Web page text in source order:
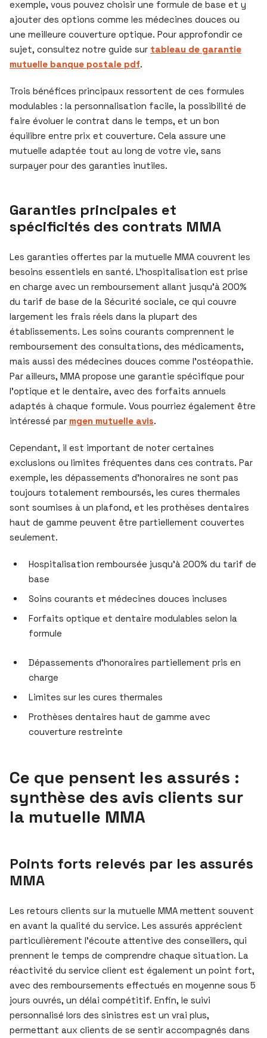
exemple, vous pouvez choisir une formule de base et y
ajouter des options comme les médecines douces ou
une meilleure couverture optique. Pour approfondir ce
sujet, consultez notre guide sur tableau de garantie
mutuelle banque postale pdf.
Trois bénéfices principaux ressortent de ces formules
modulables : la personnalisation facile, la possibilité de
faire évoluer le contrat dans le temps, et un bon
équilibre entre prix et couverture. Cela assure une
mutuelle adaptée tout au long de votre vie, sans
surpayer pour des garanties inutiles.
Garanties principales et
spécificités des contrats MMA
Les garanties offertes par la mutuelle MMA couvrent les
besoins essentiels en santé. L’hospitalisation est prise
en charge avec un remboursement allant jusqu’à 200%
du tarif de base de la Sécurité sociale, ce qui couvre
largement les frais réels dans la plupart des
établissements. Les soins courants comprennent le
remboursement des consultations, des médicaments,
mais aussi des médecines douces comme l’ostéopathie.
Par ailleurs, MMA propose une garantie spécifique pour
l’optique et le dentaire, avec des forfaits annuels
adaptés à chaque formule. Vous pourriez également être
intéressé par mgen mutuelle avis.
Cependant, il est important de noter certaines
exclusions ou limites fréquentes dans ces contrats. Par
exemple, les dépassements d’honoraires ne sont pas
toujours totalement remboursés, les cures thermales
sont soumises à un plafond, et les prothèses dentaires
haut de gamme peuvent être partiellement couvertes
seulement.
Hospitalisation remboursée jusqu’à 200% du tarif de
base
Soins courants et médecines douces incluses
Forfaits optique et dentaire modulables selon la
formule
Dépassements d’honoraires partiellement pris en
charge
Limites sur les cures thermales
Prothèses dentaires haut de gamme avec
couverture restreinte
Ce que pensent les assurés :
synthèse des avis clients sur
la mutuelle MMA
Points forts relevés par les assurés
MMA
Les retours clients sur la mutuelle MMA mettent souvent
en avant la qualité du service. Les assurés apprécient
particulièrement l’écoute attentive des conseillers, qui
prennent le temps de comprendre chaque situation. La
réactivité du service client est également un point fort,
avec des remboursements effectués en moyenne sous 5
jours ouvrés, un délai compétitif. Enfin, le suivi
personnalisé lors des sinistres est un vrai plus,
permettant aux clients de se sentir accompagnés dans